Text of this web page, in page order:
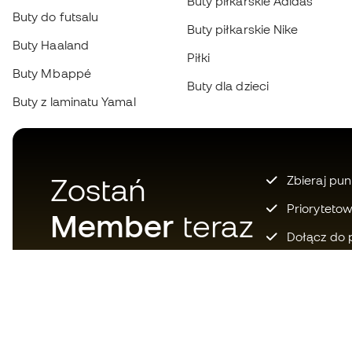
Buty do futsalu
Buty Haaland
Buty Mbappé
Buty z laminatu Yamal
Buty piłkarskie Nike
Piłki
Buty dla dzieci
Zostań
Member teraz
Zbieraj
Dołącz do